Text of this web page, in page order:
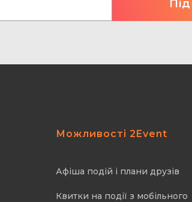
Можливості 2Event
Афіша подій і плани друзів
Квитки на події з мобільного